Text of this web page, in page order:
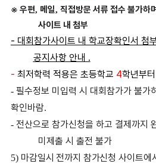
※ 우편, 메일, 직접방문 서류 접수 불가하며
사이트 내 첨부
- 대회참가사이트 내 학교장확인서 첨
공지사항 안내 .
- 최저학력 적용은 초등학교 4학년부
- 필수정보 미입력 시 대회참가가 불가
확인바람.
- 전산으로 참가신청을 하고 결제까지
미제출 시 출전 불가
5) 마감일시 전까지 참가신청 사이트에